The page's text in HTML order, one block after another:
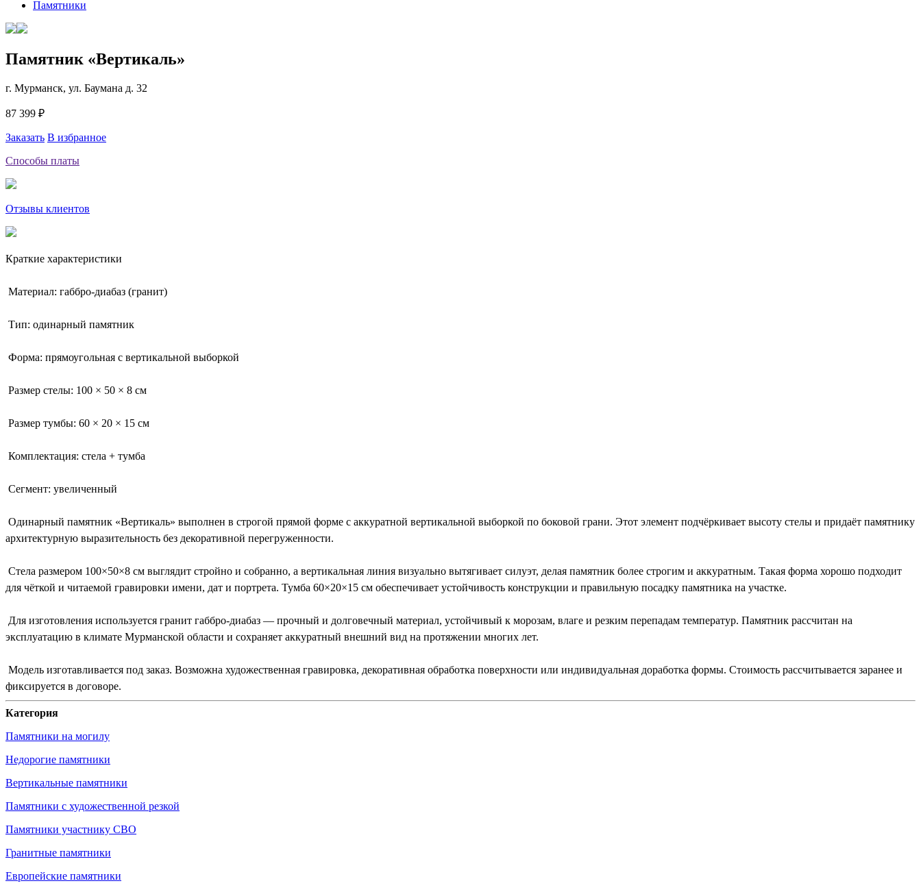
Памятники
Памятник «Вертикаль»
г. Мурманск, ул. Баумана д. 32
87 399 ₽
Заказать В избранное
Способы платы
Отзывы клиентов
Краткие характеристики
Материал: габбро-диабаз (гранит)
Тип: одинарный памятник
Форма: прямоугольная с вертикальной выборкой
Размер стелы: 100 × 50 × 8 см
Размер тумбы: 60 × 20 × 15 см
Комплектация: стела + тумба
Сегмент: увеличенный
Одинарный памятник «Вертикаль» выполнен в строгой прямой форме с аккуратной вертикальной выборкой по боковой грани. Этот элемент подчёркивает высоту стелы и придаёт памятнику
архитектурную выразительность без декоративной перегруженности.
Стела размером 100×50×8 см выглядит стройно и собранно, а вертикальная линия визуально вытягивает силуэт, делая памятник более строгим и аккуратным. Такая форма хорошо подходит
для чёткой и читаемой гравировки имени, дат и портрета. Тумба 60×20×15 см обеспечивает устойчивость конструкции и правильную посадку памятника на участке.
Для изготовления используется гранит габбро-диабаз — прочный и долговечный материал, устойчивый к морозам, влаге и резким перепадам температур. Памятник рассчитан на
эксплуатацию в климате Мурманской области и сохраняет аккуратный внешний вид на протяжении многих лет.
Модель изготавливается под заказ. Возможна художественная гравировка, декоративная обработка поверхности или индивидуальная доработка формы. Стоимость рассчитывается заранее и
фиксируется в договоре.
Категория
Памятники на могилу
Недорогие памятники
Вертикальные памятники
Памятники с художественной резкой
Памятники участнику СВО
Гранитные памятники
Европейские памятники